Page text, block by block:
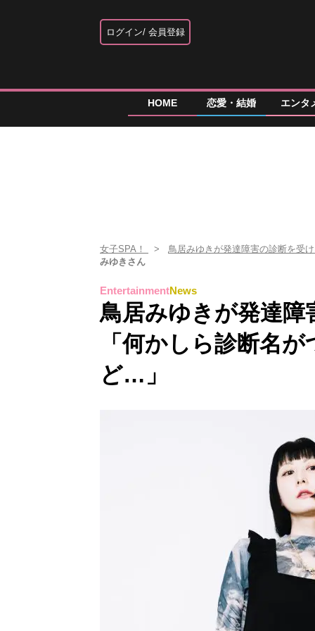
ログイン 会員登録
HOME 恋愛・結婚 エンタ
女子SPA！
鳥居みゆきが発達障害の診断を受
みゆきさん
EntertainmentNews
鳥居みゆきが発達
「何かしら診断名
ど…」